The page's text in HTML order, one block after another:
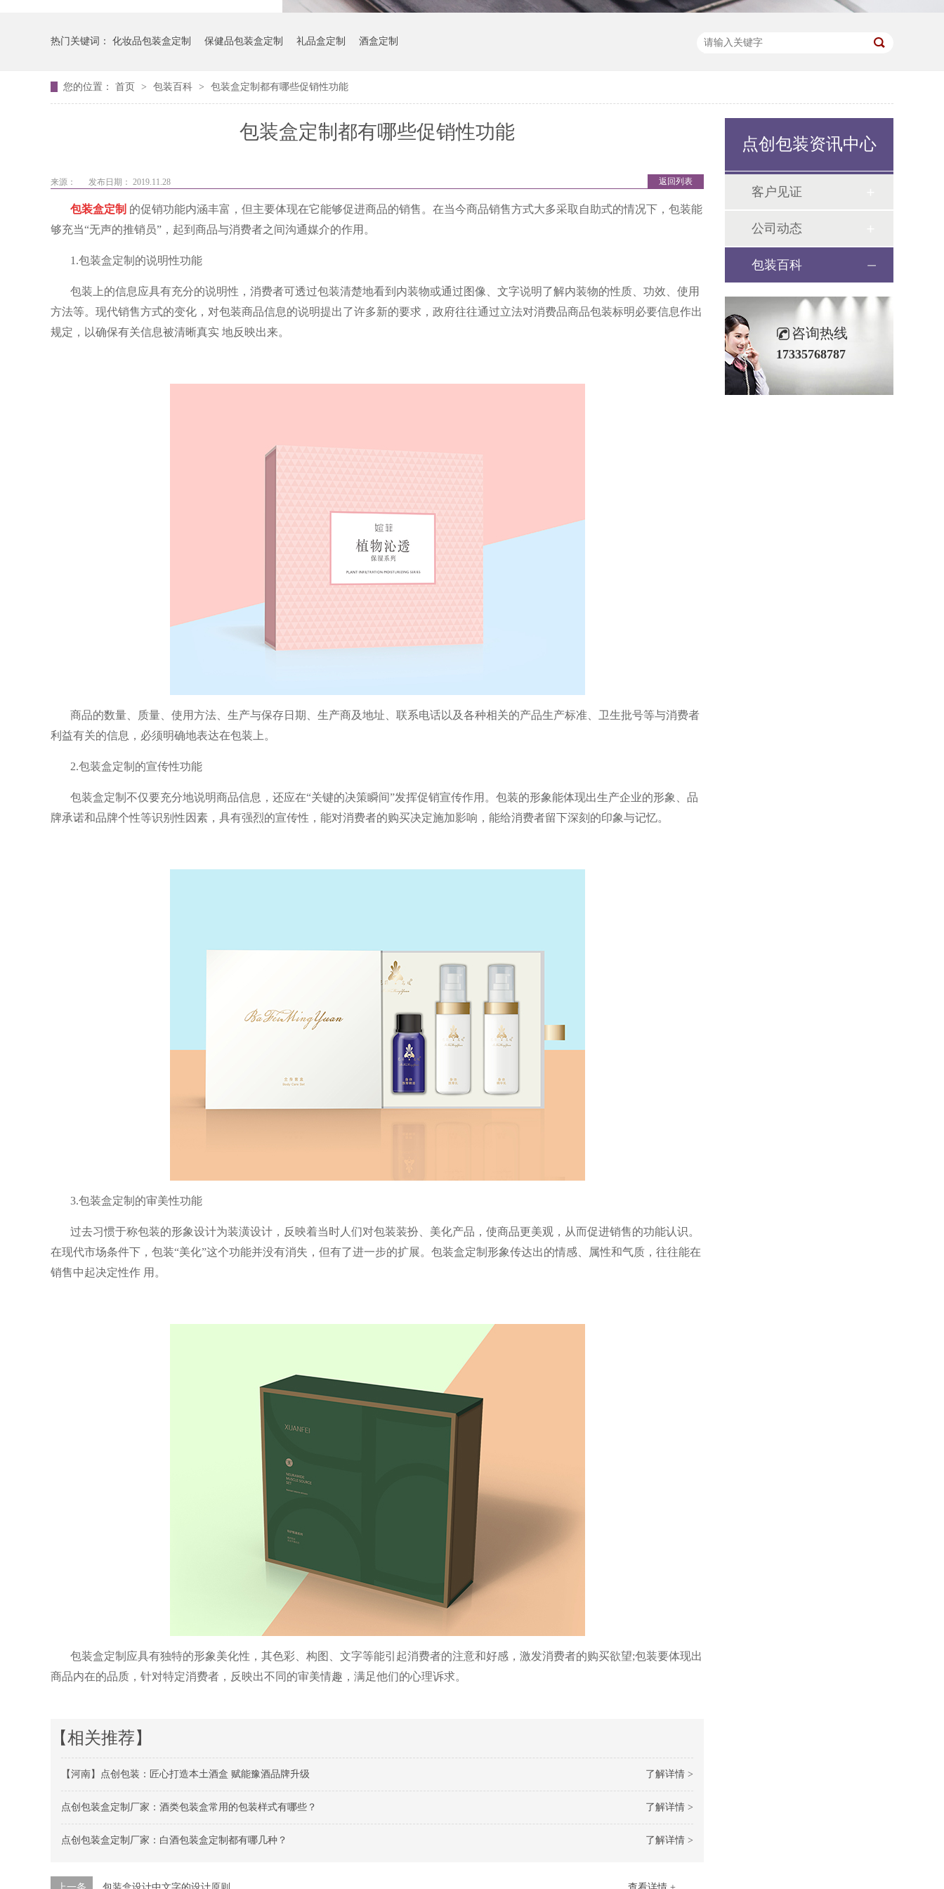
热门关键词： 化妆品包装盒定制 保健品包装盒定制 礼品盒定制 酒盒定制
您的位置： 首页 > 包装百科 > 包装盒定制都有哪些促销性功能
包装盒定制都有哪些促销性功能
返回列表
来源： 发布日期： 2019.11.28
包装盒定制 的促销功能内涵丰富，但主要体现在它能够促进商品的销售。在当今商品销售方式大多采取自助式的情况下，包装能
够充当“无声的推销 员”，起到商品与消费者之间沟通媒介的作用。
1.包装盒定制的说明性功能
包装上的信息应具有充分的说明性，消费者可透过包装清楚地看到内装物或通过图像、文字说明了解内装物的性质、功效、使用
方法等。现代销售方式的变化，对包装商品信息的说明提出了许多新的要求，政府往往通过立法对消费品商品包装标明必要信息作出
规定，以确保有关信息被清晰真实 地反映出来。
商品的数量、质量、使用方法、生产与保存日期、生产商及地址、联系电话以及各种相关的产品生产标准、卫生批号等与消费者
利益有关的信息，必须明确地表达在包装上。
2.包装盒定制的宣传性功能
包装盒定制不仅要充分地说明商品信息，还应在“关键的决策瞬间”发挥促销宣传作用。包装的形象能体现出生产企业的形象、品
牌承诺和品牌个性等识别性因素，具有强烈的宣传性，能对消费者的购买决定施加影响，能给消费者留下深刻的印象与记忆。
3.包装盒定制的审美性功能
过去习惯于称包装的形象设计为装潢设计，反映着当时人们对包装装扮、美化产品，使商品更美观，从而促进销售的功能认识。
在现代市场条件下，包装“美化”这个功能并没有消失，但有了进一步的扩展。包装盒定制形象传达出的情感、属性和气质，往往能在
销售中起决定性作 用。
包装盒定制应具有独特的形象美化性，其色彩、构图、文字等能引起消费者的注意和好感，激发消费者的购买欲望;包装要体现出
商品内在的品质，针对特定消费者，反映出不同的审美情趣，满足他们的心理诉求。
【相关推荐】
了解详情 >
【河南】点创包装：匠心打造本土酒盒 赋能豫酒品牌升级
了解详情 >
点创包装盒定制厂家：酒类包装盒常用的包装样式有哪些？
了解详情 >
点创包装盒定制厂家：白酒包装盒定制都有哪几种？
点创包装资讯中心
客户见证
公司动态
包装百科
咨询热线
17335768787